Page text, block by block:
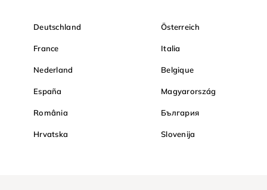
Deutschland Österreich
France Italia
Nederland Belgique
España Magyarország
România България
Hrvatska Slovenija